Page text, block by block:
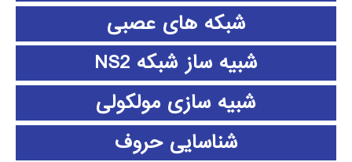
شبکه های عصبی
شبیه ساز شبکه NS2
شبیه سازی مولکولی
شناسایی حروف